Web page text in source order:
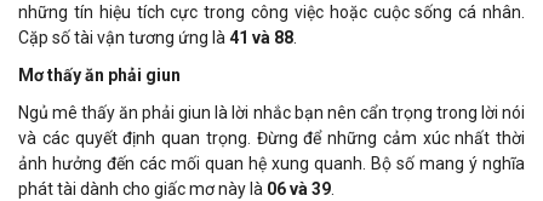
những tín hiệu tích cực trong công việc hoặc cuộc sống cá nhân.
Cặp số tài vận tương ứng là 41 và 88
Mơ thấy ăn phải giun
Ngủ mê thấy ăn phải giun là lời nhắc bạn nên cẩn trọng trong lời nói
và các quyết định quan trọng. Đừng để những cảm xúc nhất thời
ảnh hưởng đến các mối quan hệ xung quanh. Bộ số mang ý nghĩa
phát tài dành cho giấc mơ này là 06 và 39